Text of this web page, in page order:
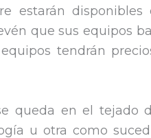
estarán disponibles
que sus equipos
tendrán
queda en el tejado
u otra como